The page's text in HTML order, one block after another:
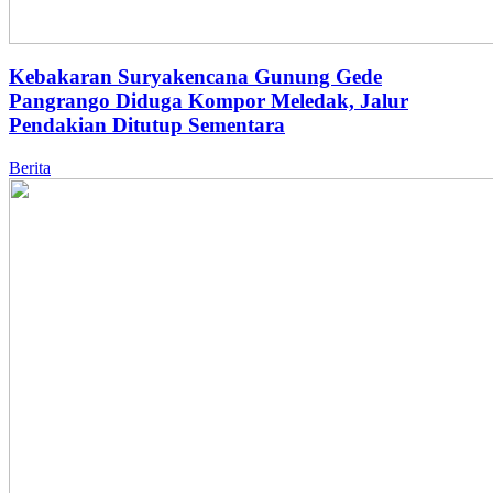
Kebakaran Suryakencana Gunung Gede
Pangrango Diduga Kompor Meledak, Jalur
Pendakian Ditutup Sementara
Berita